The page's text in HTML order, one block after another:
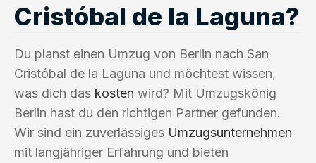
Cristóbal de la Laguna?
Du planst einen Umzug von Berlin nach San
Cristóbal de la Laguna und möchtest wissen,
was dich das kosten wird? Mit Umzugskönig
Berlin hast du den richtigen Partner gefunden.
Wir sind ein zuverlässiges Umzugsunternehmen
mit langjähriger Erfahrung und bieten